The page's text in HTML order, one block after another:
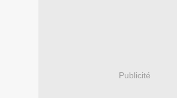
Publicité